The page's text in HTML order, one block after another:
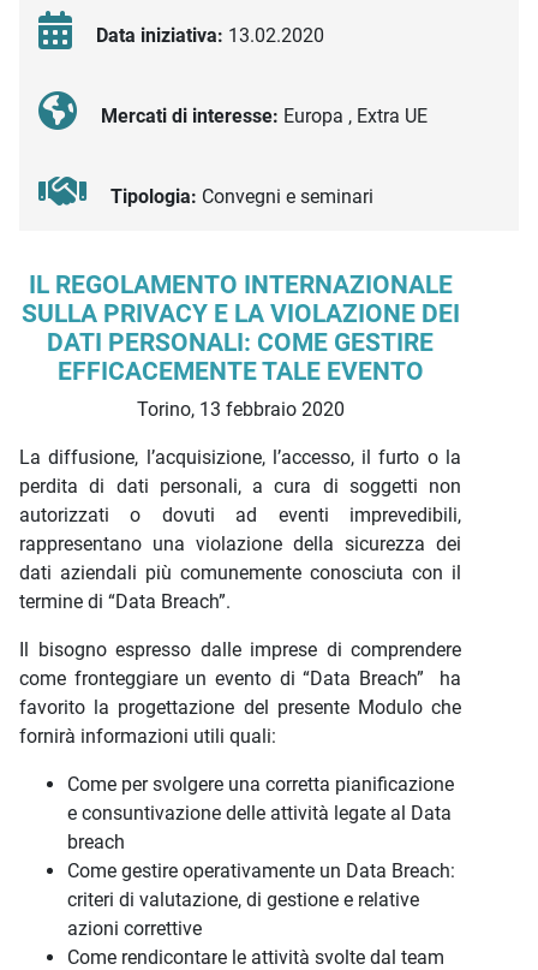
Data iniziativa: 13.02.2020
Mercati di interesse: Europa , Extra UE
Tipologia: Convegni e seminari
Descrizione iniziativa
IL REGOLAMENTO INTERNAZIONALE
SULLA PRIVACY E LA VIOLAZIONE DEI
DATI PERSONALI: COME GESTIRE
EFFICACEMENTE TALE EVENTO
Torino, 13 febbraio 2020
La diffusione, l’acquisizione, l’accesso, il furto o la
perdita di dati personali, a cura di soggetti non
autorizzati o dovuti ad eventi imprevedibili,
rappresentano una violazione della sicurezza dei
dati aziendali più comunemente conosciuta con il
termine di “Data Breach”.
Il bisogno espresso dalle imprese di comprendere
come fronteggiare un evento di “Data Breach” ha
favorito la progettazione del presente Modulo che
fornirà informazioni utili quali:
Come per svolgere una corretta pianificazione
e consuntivazione delle attività legate al Data
breach
Come gestire operativamente un Data Breach:
criteri di valutazione, di gestione e relative
azioni correttive
Come rendicontare le attività svolte dal team